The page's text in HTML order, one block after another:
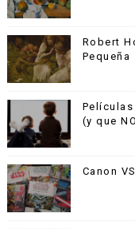
Robert
Pequeña
(y que
Canon